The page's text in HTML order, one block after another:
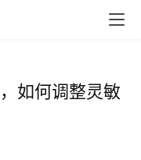
如何调整灵敏